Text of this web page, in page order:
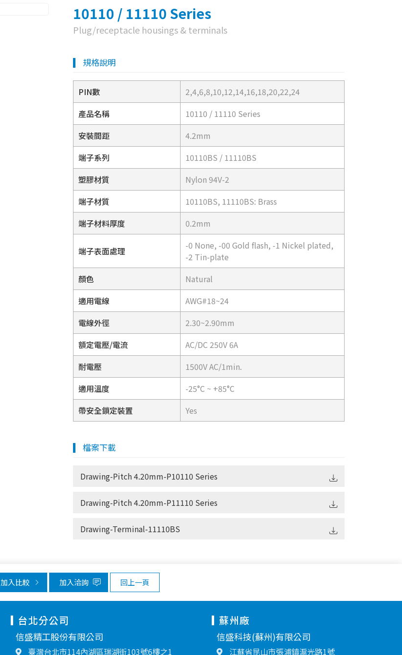
10110 / 11110 Series
Plug/receptacle housings & terminals
規格說明
PIN數
2,4,6,8,10,12,14,16,18,20,22,24
產品名稱
10110 / 11110 Series
安裝間距
4.2mm
端子系列
10110BS / 11110BS
塑膠材質
Nylon 94V-2
端子材質
10110BS, 11110BS: Brass
端子材料厚度
0.2mm
端子表面處理
-0 None, -00 Gold flash, -1 Nickel plated,
-2 Tin-plate
顏色
Natural
適用電線
AWG#18~24
電線外徑
2.30~2.90mm
額定電壓/電流
AC/DC 250V 6A
耐電壓
1500V AC/1min.
適用溫度
-25°C ~ +85°C
帶安全鎖定裝置
Yes
檔案下載
Drawing-Pitch 4.20mm-P10110 Series
Drawing-Pitch 4.20mm-P11110 Series
Drawing-Terminal-11110BS
加入比較 加入洽詢 回上一頁
台北分公司
信盛精工股份有限公司
臺灣台北市114內湖區瑞湖街103號6樓之1
蘇州廠
信盛科技(蘇州)有限公司
江蘇省昆山市張浦鎮滬光路1號